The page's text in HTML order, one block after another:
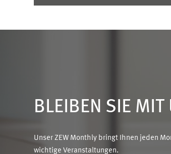
BLEIBEN SIE MIT
Unser ZEW Monthly bringt Ihnen jeden
wichtige Veranstaltungen.